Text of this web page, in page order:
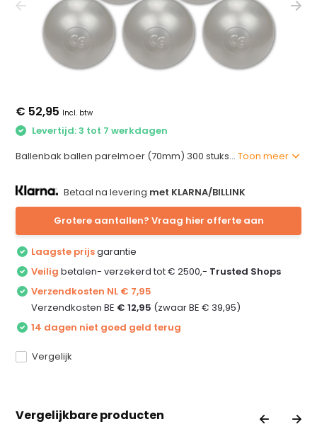
€ 52,95 Incl. btw
Levertijd: 3 tot 7 werkdagen
Ballenbak ballen parelmoer (70mm) 300 stuks...Toon meer
Betaal na levering met KLARNA/BILLINK
Grotere aantallen? Vraag hier offerte aan
Laagste prijsgarantie
Veilig betalen- verzekerd tot € 2500,- Trusted Shops
Verzendkosten NL € 7,95
Verzendkosten BE € 12,95 (zwaar BE € 39,95)
14 dagen niet goed geld terug
Vergelijk
Vergelijkbare producten